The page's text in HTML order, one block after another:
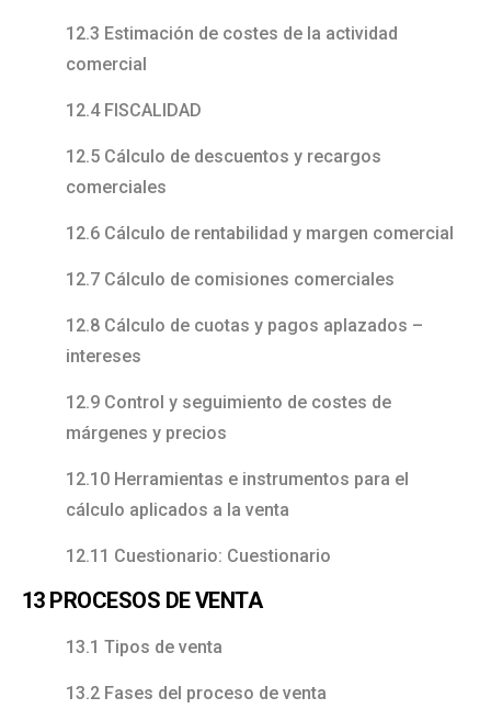
12.3 Estimación de costes de la actividad
comercial
12.4 FISCALIDAD
12.5 Cálculo de descuentos y recargos
comerciales
12.6 Cálculo de rentabilidad y margen comercial
12.7 Cálculo de comisiones comerciales
12.8 Cálculo de cuotas y pagos aplazados –
intereses
12.9 Control y seguimiento de costes de
márgenes y precios
12.10 Herramientas e instrumentos para el
cálculo aplicados a la venta
12.11 Cuestionario: Cuestionario
13 PROCESOS DE VENTA
13.1 Tipos de venta
13.2 Fases del proceso de venta